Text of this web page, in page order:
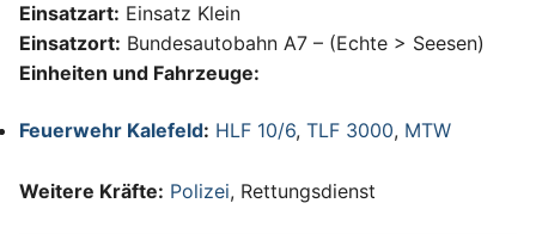
Einsatzart: Einsatz Klein
Einsatzort: Bundesautobahn A7 – (Echte > Seesen)
Einheiten und Fahrzeuge:
Feuerwehr Kalefeld: HLF 10/6, TLF 3000, MTW
Weitere Kräfte: Polizei, Rettungsdienst